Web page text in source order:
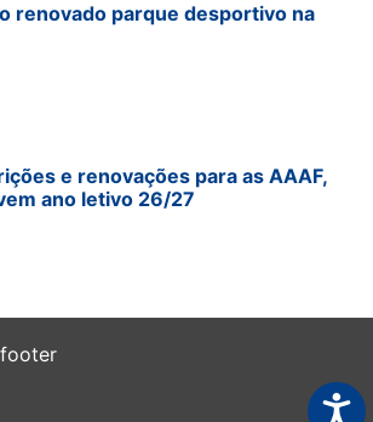
renovado parque desportivo na
e renovações para as AAAF,
ano letivo 26/27